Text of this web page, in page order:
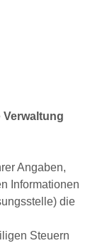
Verwaltung
Angaben,
Informationen
die
Steuern